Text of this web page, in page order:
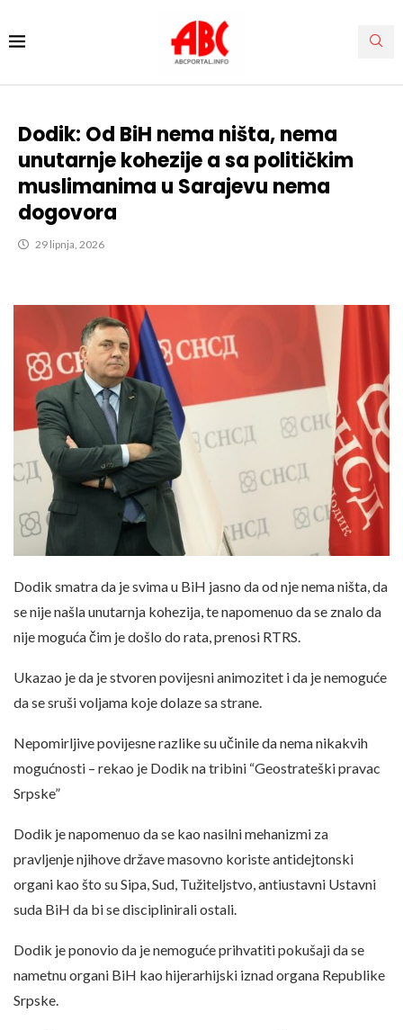
Dodik: Od BiH nema ništa, nema
unutarnje kohezije a sa političkim
muslimanima u Sarajevu nema
dogovora
29 lipnja, 2026
Dodik smatra da je svima u BiH jasno da od nje nema ništa, da
se nije našla unutarnja kohezija, te napomenuo da se znalo da
nije moguća čim je došlo do rata, prenosi RTRS.
Ukazao je da je stvoren povijesni animozitet i da je nemoguće
da se sruši voljama koje dolaze sa strane.
Nepomirljive povijesne razlike su učinile da nema nikakvih
mogućnosti – rekao je Dodik na tribini “Geostrateški pravac
Srpske”
Dodik je napomenuo da se kao nasilni mehanizmi za
pravljenje njihove države masovno koriste antidejtonski
organi kao što su Sipa, Sud, Tužiteljstvo, antiustavni Ustavni
suda BiH da bi se disciplinirali ostali.
Dodik je ponovio da je nemoguće prihvatiti pokušaji da se
nametnu organi BiH kao hijerarhijski iznad organa Republike
Srpske.